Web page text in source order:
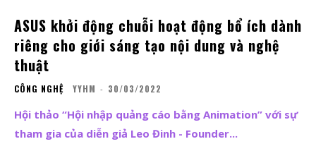
ASUS khởi động chuỗi hoạt động bổ ích dành
riêng cho giới sáng tạo nội dung và nghệ
thuật
CÔNG NGHỆ YYHM - 30/03/2022
Hội thảo “Hội nhập quảng cáo bằng Animation” với sự
tham gia của diễn giả Leo Đinh - Founder...